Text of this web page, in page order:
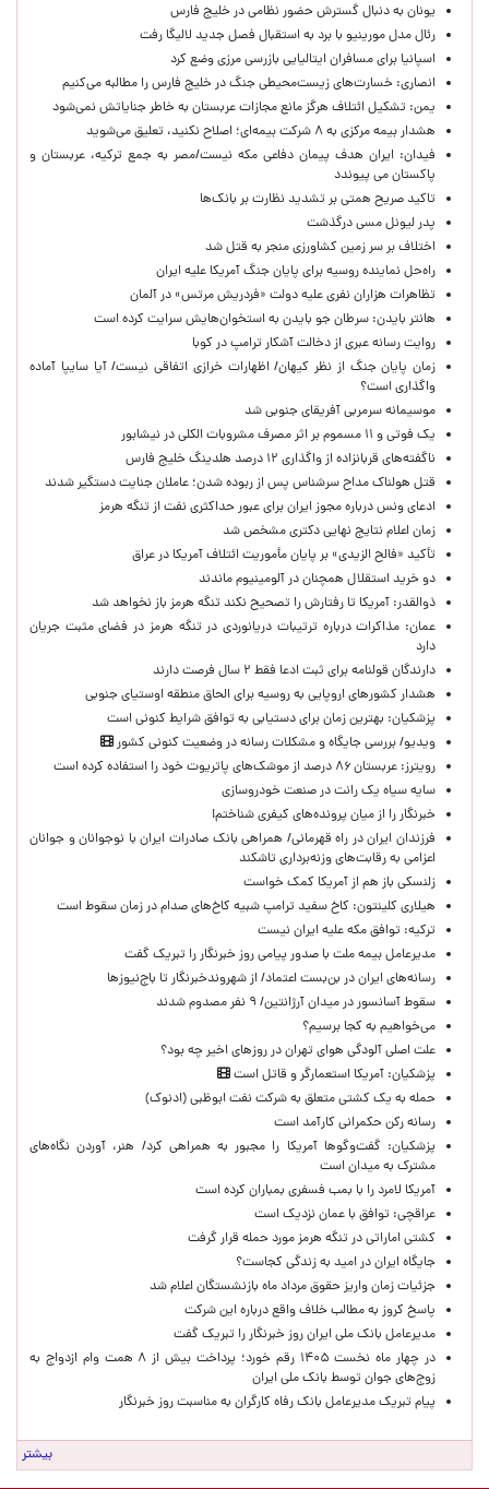
یونان به دنبال گسترش حضور نظامی در خلیج فارس
رئال مدل مورینیو با برد به استقبال فصل جدید لالیگا رفت
اسپانیا برای مسافران ایتالیایی بازرسی مرزی وضع کرد
انصاری: خسارت‌های زیست‌محیطی جنگ در خلیج فارس را مطالبه‌ می‌کنیم
یمن: تشکیل ائتلاف هرگز مانع مجازات عربستان به خاطر جنایاتش نمی‌شود
هشدار بیمه مرکزی به ۸ شرکت بیمه‌ای؛ اصلاح نکنید، تعلیق می‌شوید
فیدان: ایران هدف پیمان دفاعی مکه نیست/مصر به جمع ترکیه، عربستان و
پاکستان می پیوندد
تاکید صریح همتی بر تشدید نظارت بر بانک‌ها
پدر لیونل مسی درگذشت
اختلاف بر سر زمین کشاورزی منجر به قتل شد
راه‌حل نماینده روسیه برای پایان جنگ آمریکا علیه ایران
تظاهرات هزاران نفری علیه دولت «فردریش مرتس» در آلمان
هانتر بایدن: سرطان جو بایدن به استخوان‌هایش سرایت کرده است
روایت رسانه عبری از دخالت آشکار ترامپ در کوبا
زمان پایان جنگ از نظر کیهان/ اظهارات خرازی اتفاقی نیست/ آیا سایپا آماده
واگذاری است؟
موسیمانه سرمربی آفریقای جنوبی شد
یک فوتی و ۱۱ مسموم بر اثر مصرف مشروبات الکلی در نیشابور
ناگفته‌های قربانزاده از واگذاری ۱۲ درصد هلدینگ خلیج فارس
قتل هولناک مداح سرشناس پس از ربوده شدن؛ عاملان جنایت دستگیر شدند
ادعای ونس درباره مجوز ایران برای عبور حداکثری نفت از تنگه هرمز
زمان اعلام نتایج نهایی دکتری مشخص شد
تأکید «فالح الزیدی» بر پایان مأموریت ائتلاف آمریکا در عراق
دو خرید استقلال همچنان در آلومینیوم ماندند
ذوالقدر: آمریکا تا رفتارش را تصحیح نکند تنگه هرمز باز نخواهد شد
عمان: مذاکرات درباره ترتیبات دریانوردی در تنگه هرمز در فضای مثبت جریان
دارد
دارندگان قولنامه برای ثبت ادعا فقط ۲ سال فرصت دارند
هشدار کشورهای اروپایی به روسیه برای الحاق منطقه اوستیای جنوبی
پزشکیان‌: بهترین زمان برای دستیابی به توافق شرایط کنونی است
ویدیو/ بررسی جایگاه و مشکلات رسانه در وضعیت کنونی کشور
رویترز: عربستان ۸۶ درصد از موشک‌های پاتریوت خود را استفاده کرده است
سایه سیاه یک رانت در صنعت خودروسازی
خبرنگار را از میان پرونده‌های کیفری شناختم!
​فرزندان ایران در راه قهرمانی/ همراهی بانک صادرات ایران با نوجوانان و جوانان
اعزامی به رقابت‌های وزنه‌برداری تاشکند
زلنسکی باز هم از آمریکا کمک خواست
هیلاری کلینتون: کاخ سفید ترامپ شبیه کاخ‌های صدام در زمان سقوط است
ترکیه: توافق مکه علیه ایران نیست
مدیرعامل بیمه ملت با صدور پیامی روز خبرنگار را تبریک گفت
رسانه‌های ایران در بن‌بست اعتماد/ از شهروندخبرنگار تا باج‌نیوزها
سقوط آسانسور در میدان آرژانتین/ ۹ نفر مصدوم شدند
می‌خواهیم به کجا برسیم؟
علت اصلی آلودگی هوای تهران در روزهای اخیر چه بود؟
پزشکیان: آمریکا استعمارگر و قاتل است
حمله به یک کشتی متعلق به شرکت نفت ابوظبی (ادنوک)
رسانه رکن حکمرانی کارآمد است
پزشکیان: گفت‌وگوها آمریکا را مجبور به همراهی کرد/ هنر، آوردن نگاه‌های
مشترک به میدان است
آمریکا لامرد را با بمب فسفری بمباران کرده است
عراقچی: توافق با عمان نزدیک است
کشتی اماراتی در تنگه هرمز مورد حمله قرار گرفت
جایگاه ایران در امید به زندگی کجاست؟
جزئیات زمان واریز حقوق مرداد ماه بازنشستگان اعلام شد
پاسخ کروز به مطالب خلاف واقع درباره این شرکت
مدیرعامل بانک ملی ایران روز خبرنگار را تبریک گفت
در چهار ماه نخست ۱۴۰۵ رقم خورد؛ پرداخت بیش از ۸ همت وام ازدواج به
زوج‌های جوان توسط بانک ملی ایران
پیام تبریک مدیرعامل بانک رفاه کارگران به مناسبت روز خبرنگار
بیشتر